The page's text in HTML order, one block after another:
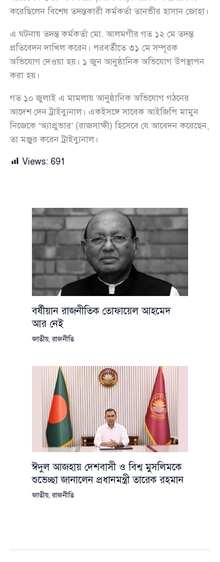
করেছিলেন বিশেষ তদন্তকারী কর্মকর্তা তানভীর হাসান জোহা।
এ ঘটনায় তদন্ত কর্মকর্তা মো. আলমগীর গত ১২ মে তদন্ত
প্রতিবেদন দাখিল করেন। পরবর্তীতে ৩১ মে সম্পূরক
অভিযোগ দেওয়া হয়। ১ জুন আনুষ্ঠানিক অভিযোগ উপস্থাপন
করা হয়।
গত ১০ জুলাই এ মামলায় আনুষ্ঠানিক অভিযোগ গঠনের
আদেশ দেন ট্রাইব্যুনাল। একইসঙ্গে সাবেক আইজিপি মামুন
নিজেকে ‘অ্যাপ্রুভার’ (রাজসাক্ষী) হিসেবে যে আবেদন করেছেন,
তা মঞ্জুর করেন ট্রাইব্যুনাল।
Views: 691
বর্ষীয়ান রাজনীতিক তোফায়েল আহমেদ
আর নেই
জাতীয়,রাজনীতি
ঈদুল আজহায় দেশবাসী ও বিশ্ব মুসলিমকে
শুভেচ্ছা জানালেন প্রধানমন্ত্রী তারেক রহমান
জাতীয়,রাজনীতি